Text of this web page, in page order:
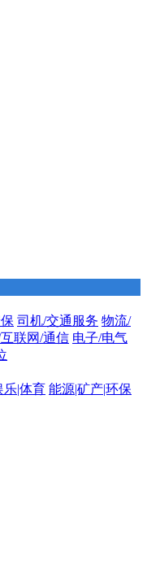
司机/交通服务 物流/
联网/通信 电子/电气
乐|体育 能源|矿产|环保